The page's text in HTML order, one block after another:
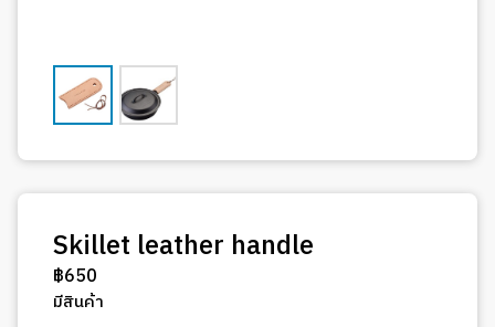
Skillet leather handle
฿650
มีสินค้า